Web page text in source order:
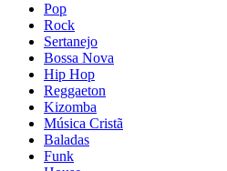
Pop
Rock
Sertanejo
Bossa Nova
Hip Hop
Reggaeton
Kizomba
Música Cristã
Baladas
Funk